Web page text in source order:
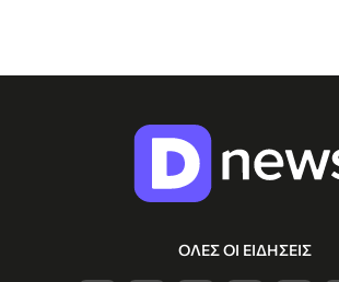
ΟΛΕΣ ΟΙ ΕΙΔΗΣΕΙΣ